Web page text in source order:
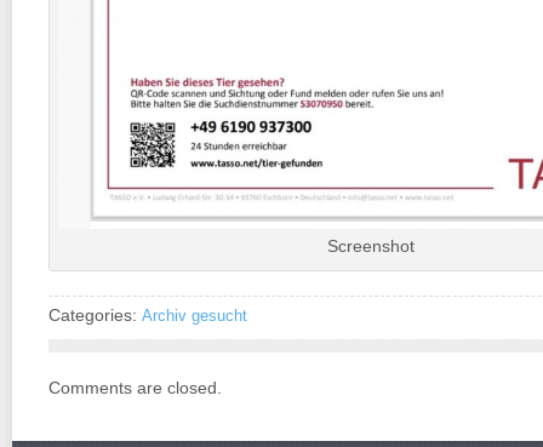
Screenshot
Categories: Archiv gesucht
Comments are closed.